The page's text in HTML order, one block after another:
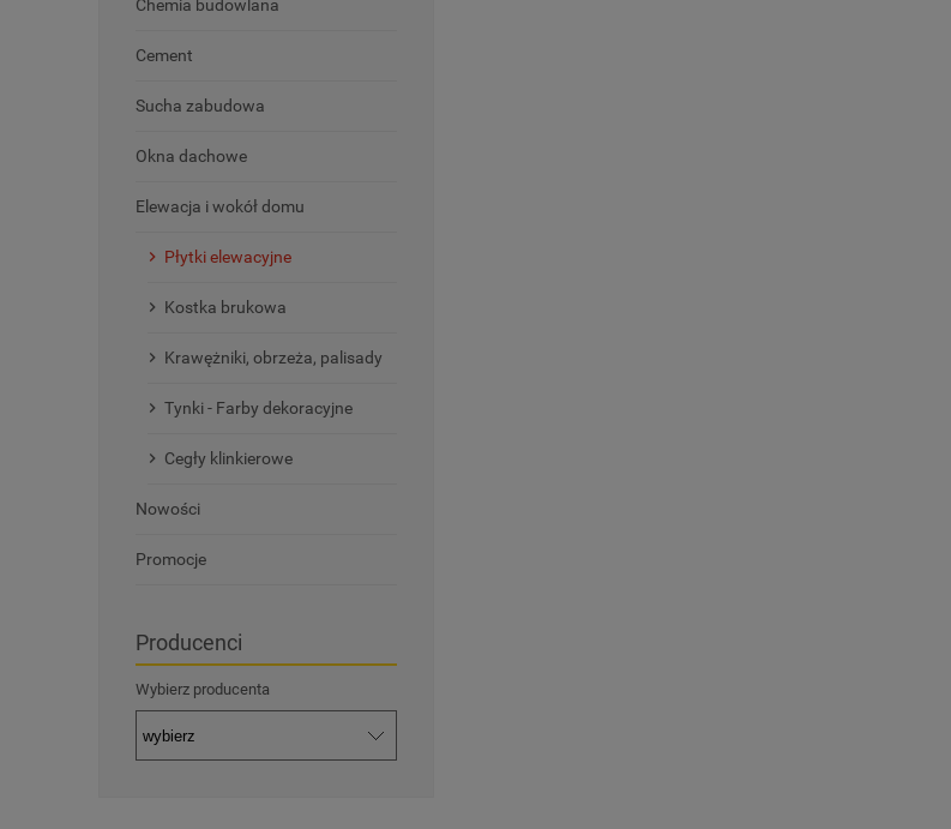
Chemia budowlana
Cement
Sucha zabudowa
Okna dachowe
Elewacja i wokół domu
Płytki elewacyjne
Kostka brukowa
Krawężniki, obrzeża, palisady
Tynki - Farby dekoracyjne
Cegły klinkierowe
Nowości
Promocje
Producenci
Wybierz producenta